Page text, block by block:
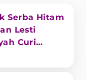
Serba Hitam
Lesti
Curi